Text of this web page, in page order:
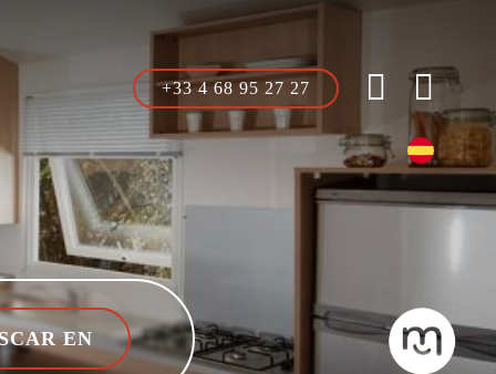
+33 4 68 95 27 27